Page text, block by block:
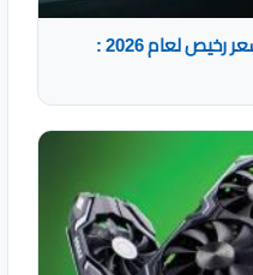
أفضل كمبيوتر مكتبي للألعاب بسعر رخيص لعام 2026 :